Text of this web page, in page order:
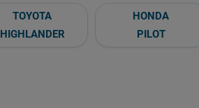
TOYOTA
HIGHLANDER
HONDA
PILOT